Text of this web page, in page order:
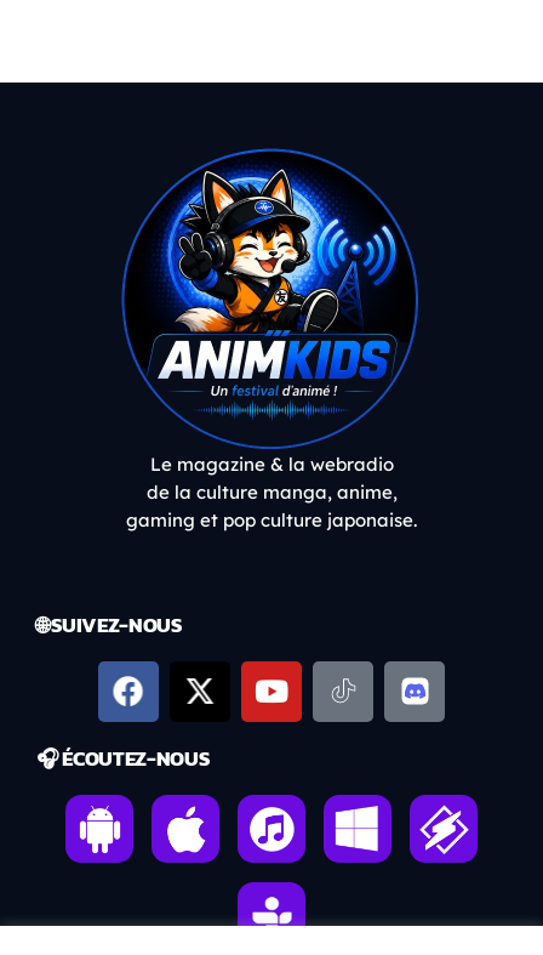
Le magazine & la webradio
de la culture manga, anime,
gaming et pop culture japonaise.
🌐 SUIVEZ-NOUS
🎧 ÉCOUTEZ-NOUS